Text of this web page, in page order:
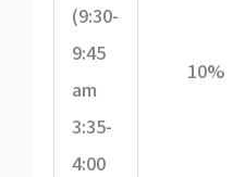
(9:30-
9:45
am
3:35-
4:00
10%